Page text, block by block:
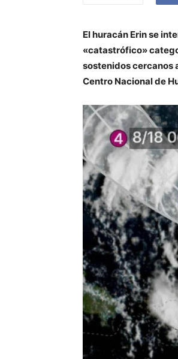
El huracán Erin se
«catastrófico»
sostenidos cercanos
Centro Nacional de